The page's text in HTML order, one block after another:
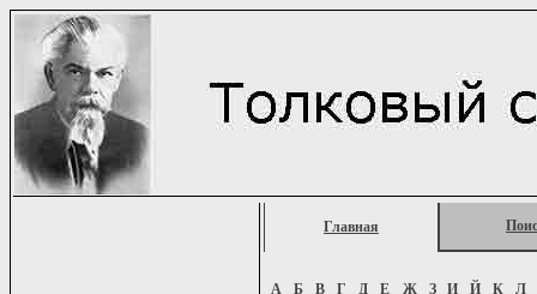
Главная
А Б В Г Д Е Ж З И Й К Л